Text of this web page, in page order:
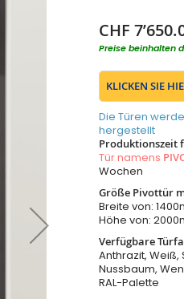
CHF
Preise beinhalten
KLICKEN SIE
Die Türen
hergestellt
Produktionszeit
Tür namens
Wochen
Größe Pivottür
Breite von:
Höhe von:
Verfügbare
Anthrazit, Weiß,
Nussbaum,
RAL-Palette